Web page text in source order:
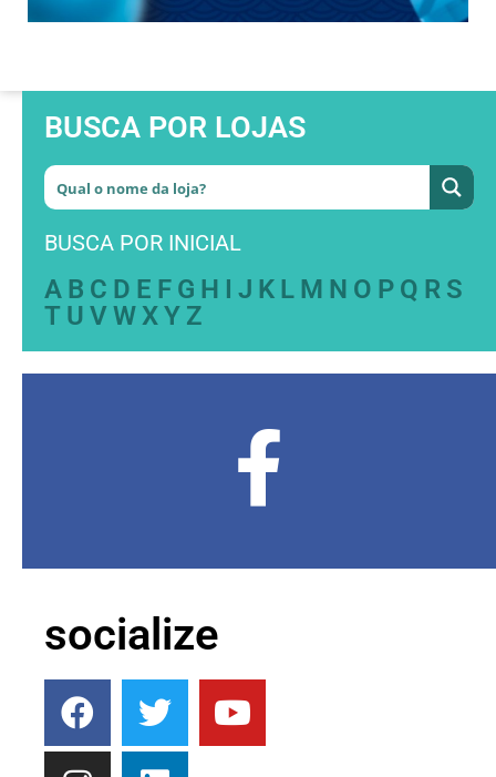
BUSCA POR LOJAS
BUSCA POR INICIAL
A B C D E F G H I J K L M N O P Q R S
T U V WXY Z
socialize